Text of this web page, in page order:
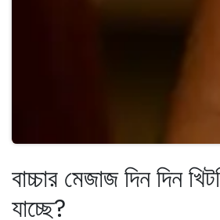
বাচ্চার মেজাজ দিন দিন
যাচ্ছে?